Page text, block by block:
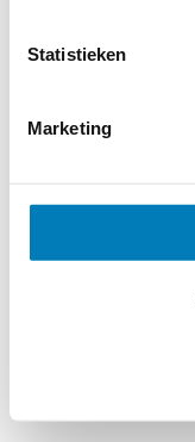
Statistieken
Marketing